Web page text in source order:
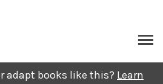
adapt books like this? Learn